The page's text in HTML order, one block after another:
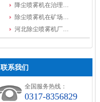
降尘喷雾机在治理…
除尘喷雾机在矿场…
河北除尘喷雾机厂…
联系我们
全国服务热线：
0317-8356829